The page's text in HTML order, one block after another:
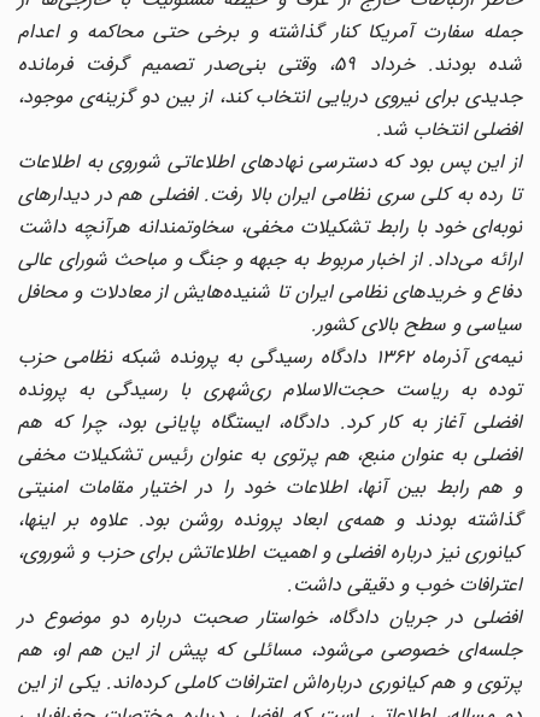
جمله سفارت آمریکا کنار گذاشته و برخی حتی محاکمه و اعدام
شده بودند. خرداد ۵۹، وقتی بنی‌صدر تصمیم گرفت فرمانده
جدیدی برای نیروی دریایی انتخاب کند، از بین دو گزینه‌ی موجود،
افضلی انتخاب شد.
از این پس بود که دسترسی نهادهای اطلاعاتی شوروی به اطلاعات
تا رده به کلی سری نظامی ایران بالا رفت. افضلی هم در دیدارهای
نوبه‌ای خود با رابط تشکیلات مخفی، سخاوتمندانه هرآنچه داشت
ارائه می‌داد. از اخبار مربوط به جبهه و جنگ و مباحث شورای عالی
دفاع و خریدهای نظامی ایران تا شنیده‌هایش از معادلات و محافل
سیاسی و سطح بالای کشور.
نیمه‌ی آذرماه ۱۳۶۲ دادگاه رسیدگی به پرونده شبکه نظامی حزب
توده به ریاست حجت‌الاسلام ری‌شهری با رسیدگی به پرونده
افضلی آغاز به کار کرد. دادگاه، ایستگاه پایانی بود، چرا که هم
افضلی به عنوان منبع، هم پرتوی به عنوان رئیس تشکیلات مخفی
و هم رابط بین آنها، اطلاعات خود را در اختیار مقامات امنیتی
گذاشته بودند و همه‌ی ابعاد پرونده روشن بود. علاوه بر اینها،
کیانوری نیز درباره افضلی و اهمیت اطلاعاتش برای حزب و شوروی،
اعترافات خوب و دقیقی داشت.
افضلی در جریان دادگاه، خواستار صحبت درباره دو موضوع در
جلسه‌ای خصوصی می‌شود، مسائلی که پیش از این هم او، هم
پرتوی و هم کیانوری درباره‌اش اعترافات کاملی کرده‌اند. یکی از این